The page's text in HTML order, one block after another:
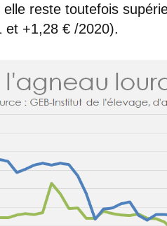
reste toutefois
et +1,28 € /2020).